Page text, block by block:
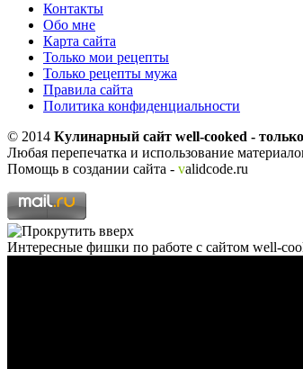
Контакты
Обо мне
Карта сайта
Только мои рецепты
Только рецепты мужа
Правила сайта
Политика конфиденциальности
© 2014 Кулинарный сайт well-cooked -
Любая перепечатка и использование
Помощь в создании сайта - validcode.ru
Интересные фишки по работе с сайтом well-